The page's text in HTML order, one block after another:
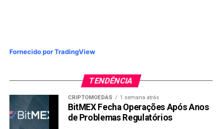
Fornecido por TradingView
TENDÊNCIA
CRIPTOMOEDAS 1 semana atrás
BitMEX Fecha Operações Após Anos
de Problemas Regulatórios